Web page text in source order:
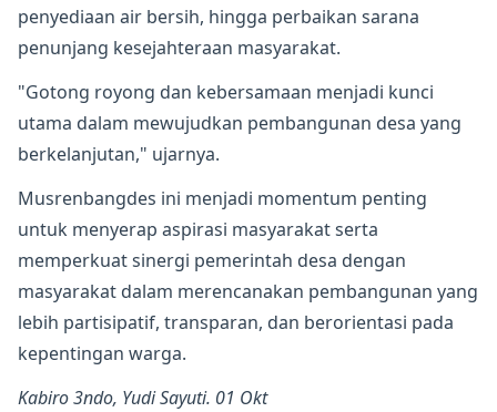
penyediaan air bersih, hingga perbaikan sarana
penunjang kesejahteraan masyarakat.
"Gotong royong dan kebersamaan menjadi kunci
utama dalam mewujudkan pembangunan desa yang
berkelanjutan," ujarnya.
Musrenbangdes ini menjadi momentum penting
untuk menyerap aspirasi masyarakat serta
memperkuat sinergi pemerintah desa dengan
masyarakat dalam merencanakan pembangunan yang
lebih partisipatif, transparan, dan berorientasi pada
kepentingan warga.
Kabiro 3ndo, Yudi Sayuti. 01 Okt